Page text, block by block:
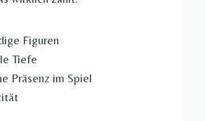
Figuren
Tiefe
Präsenz im Spiel